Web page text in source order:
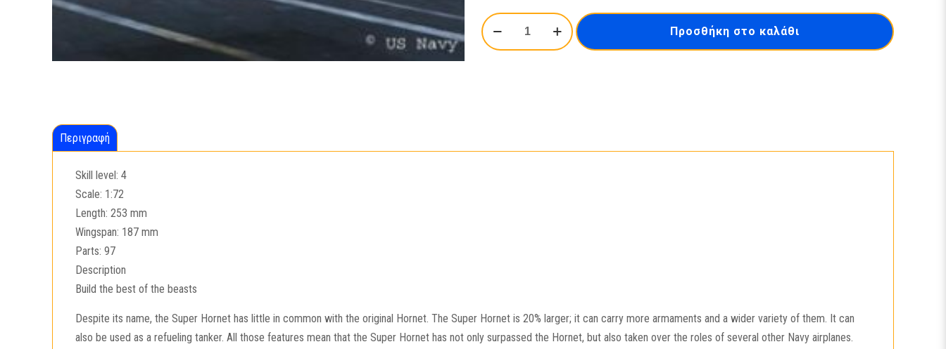
F/A-
18E
Προσθήκη στο καλάθι
Περιγραφή
Skill level: 4
Scale: 1:72
Length: 253 mm
Wingspan: 187 mm
Parts: 97
Description
Build the best of the beasts
Despite its name, the Super Hornet has little in common with the original Hornet. The Super Hornet is 20% larger; it can carry more armaments and a wider variety of them. It can
also be used as a refueling tanker. All those features mean that the Super Hornet has not only surpassed the Hornet, but also taken over the roles of several other Navy airplanes.